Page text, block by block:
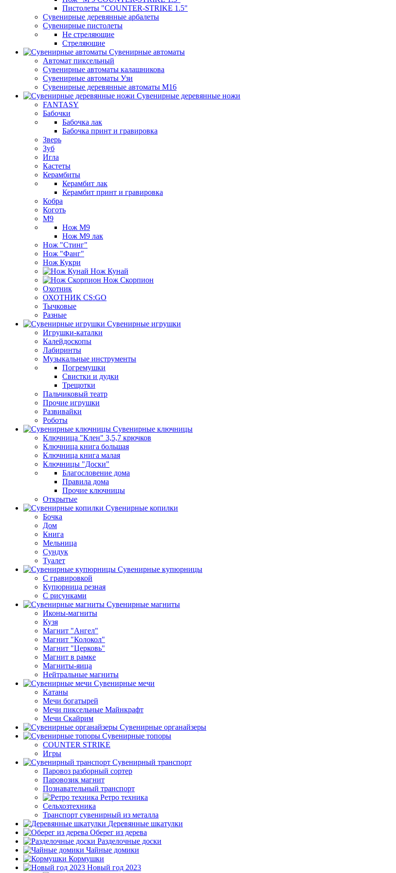
Пистолеты "COUNTER-STRIKE 1.5"
Сувенирные деревянные арбалеты
Сувенирные пистолеты
Не стреляющие
Стреляющие
Сувенирные автоматы
Автомат пиксельный
Сувенирные автоматы калашникова
Сувенирные автоматы Узи
Сувенирные деревянные автоматы М16
Сувенирные деревянные ножи
FANTASY
Бабочки
Бабочка лак
Бабочка принт и гравировка
Зверь
Зуб
Игла
Кастеты
Керамбиты
Керамбит лак
Керамбит принт и гравировка
Кобра
Коготь
М9
Нож М9
Нож М9 лак
Нож "Стинг"
Нож "Фанг"
Нож Кукри
Нож Кунай
Нож Скорпион
Охотник
ОХОТНИК CS:GO
Тычковые
Разные
Сувенирные игрушки
Игрушки-каталки
Калейдоскопы
Лабиринты
Музыкальные инструменты
Погремушки
Свистки и дудки
Трещотки
Пальчиковый театр
Прочие игрушки
Развивайки
Роботы
Сувенирные ключницы
Ключница "Клен" 3,5,7 крючков
Ключница книга большая
Ключница книга малая
Ключницы "Доски"
Благословение дома
Правила дома
Прочие ключницы
Открытые
Сувенирные копилки
Бочка
Дом
Книга
Мельница
Сундук
Туалет
Сувенирные купюрницы
C гравировкой
Купюрница резная
С рисунками
Сувенирные магниты
Иконы-магниты
Кузя
Магнит "Ангел"
Магнит "Колокол"
Магнит "Церковь"
Магнит в рамке
Магниты-яица
Нейтральные магниты
Сувенирные мечи
Катаны
Мечи богатырей
Мечи пиксельные Майнкрафт
Мечи Скайрим
Сувенирные органайзеры
Сувенирные топоры
COUNTER STRIKE
Игры
Сувенирный транспорт
Паровоз разборный сортер
Паровозик магнит
Познавательный транспорт
Ретро техника
Сельхозтехника
Транспорт сувенирный из металла
Деревянные шкатулки
Оберег из дерева
Разделочные доски
Чайные домики
Кормушки
Новый год 2023